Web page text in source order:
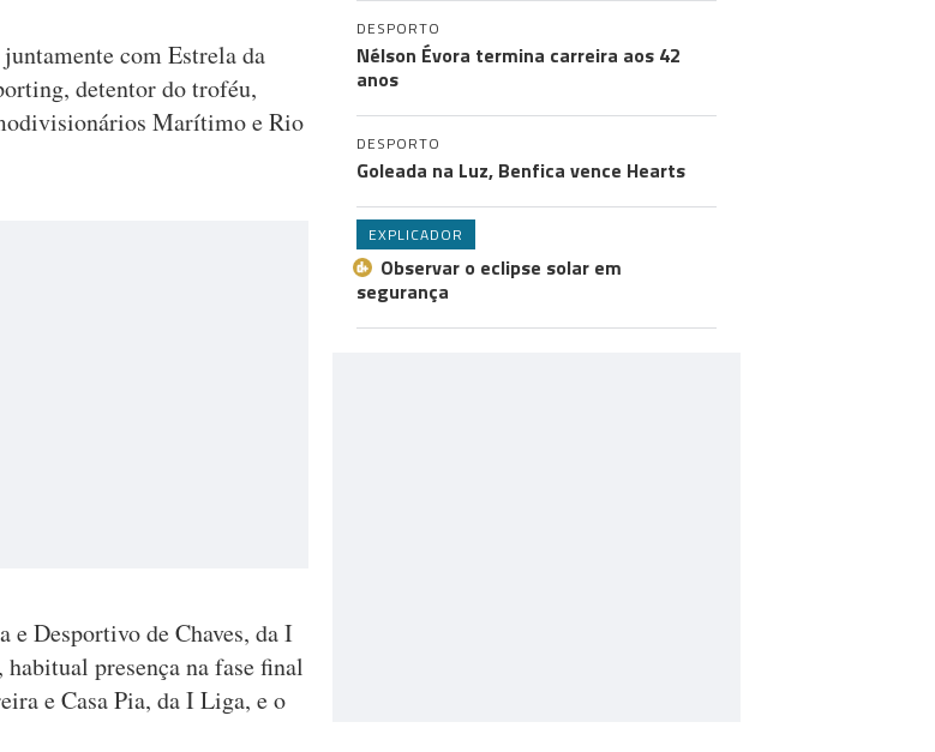
com Estrela da
detentor do troféu,
Marítimo e Rio
Desportivo de Chaves, da I
presença na fase final
e Casa Pia, da I Liga, e o
DESPORTO
Nélson Évora termina carreira aos 42
anos
DESPORTO
Goleada na Luz, Benfica vence Hearts
EXPLICADOR
Observar o eclipse solar em
segurança